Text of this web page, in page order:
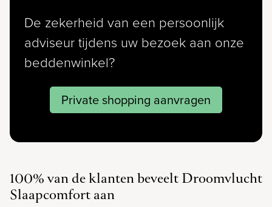
De zekerheid van een persoonlijk
adviseur tijdens uw bezoek aan onze
beddenwinkel?
Private shopping aanvragen
100% van de klanten beveelt Droomvlucht
Slaapcomfort aan